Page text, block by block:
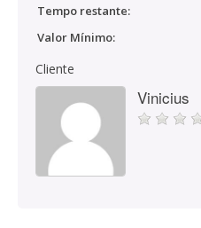
Tempo restante:
Valor Mínimo:
Cliente
Vinicius